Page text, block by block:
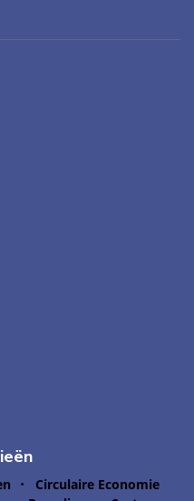
Circulaire Economie